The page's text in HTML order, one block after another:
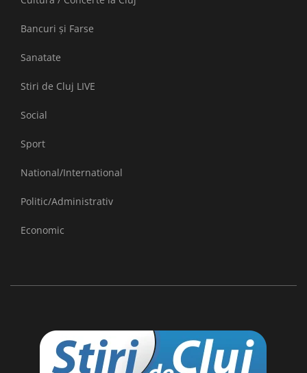
Bancuri și Farse
Sanatate
Stiri de Cluj LIVE
Social
Sport
National/International
Politic/Administrativ
Economic